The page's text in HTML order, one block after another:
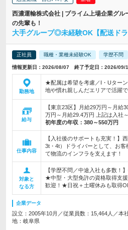
西濃運輸株式会社 | プライム上場企業グル
の先輩も！
大手グループ◎未経験OK【配送ド
正社員 職種・業種未経験OK 学歴不問
情報更新日：2026/08/07 終了予定日：2026/09/
勤務地
★配属は希望を考慮／I・Uター
地や慣れ親しんだエリアで活躍
給与
【東京23区】月給29万円～月給
万円～月給29.4万円 上記は入社
初年度の年収： 380～550万円
仕事内容
【入社後のサポートも充実！】
3t・4t）ドライバーとして、お
て物流のインフラを支えます！
対象と
なる方
【学歴不問／中途入社も多数！
★中型・大型免許の資格取得支
歓迎！★日祝＋土曜休みも取得
企業データ
設立：2005年10月／従業員数：15,464人／本
地：岐阜県